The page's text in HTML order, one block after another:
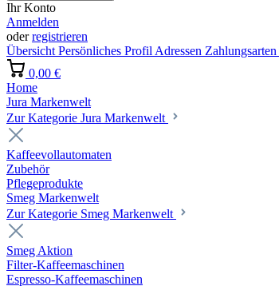
Ihr Konto
Anmelden
oderregistrieren
Übersicht Persönliches Profil Adressen Zahlungsarten
0,00 €
Home
Jura Markenwelt
Zur Kategorie Jura Markenwelt
Kaffeevollautomaten
Zubehör
Pflegeprodukte
Smeg Markenwelt
Zur Kategorie Smeg Markenwelt
Smeg Aktion
Filter-Kaffeemaschinen
Espresso-Kaffeemaschinen